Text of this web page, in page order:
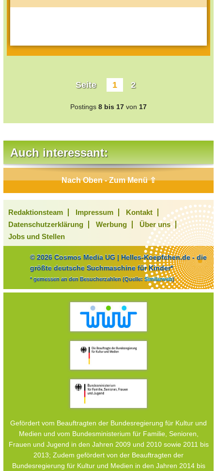
Seite 1 2
Postings 8 bis 17 von 17
Auch interessant:
Nach Oben - Zum Menü ⇧
Redaktionsteam Impressum
Kontakt
Datenschutzerklärung
Werbung
Über uns
Jobs und Stellen
© 2026 Cosmos Media UG | Helles-Koepfchen.de - die
größte deutsche Suchmaschine für Kinder*
* gemessen an den Besucherzahlen (Quelle: Similarweb)
Gefördert vom Beauftragten der Bundesregierung für Kultur und
Medien und vom Bundesministerium für Familie, Senioren,
Frauen und Jugend in den Jahren 2009 und 2010 sowie 2011 bis
2013; Zudem gefördert von der Beauftragten der
Bundesregierung für Kultur und Medien in den Jahren 2014 bis